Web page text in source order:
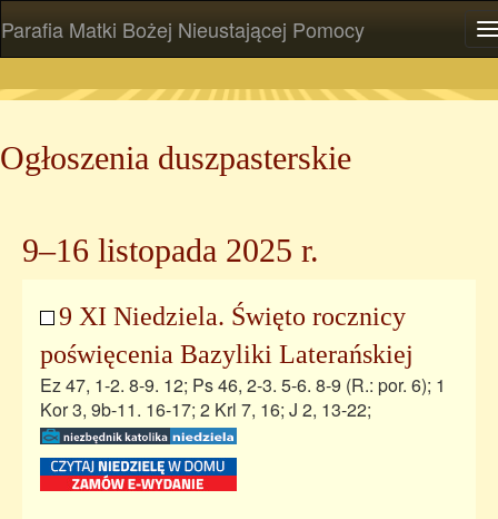
Parafia Matki Bożej Nieustającej Pomocy
Ogłoszenia duszpasterskie
9–16 listopada 2025 r.
9 XI Niedziela. Święto rocznicy
poświęcenia Bazyliki Laterańskiej
Ez 47, 1-2. 8-9. 12; Ps 46, 2-3. 5-6. 8-9 (R.: por. 6); 1
Kor 3, 9b-11. 16-17; 2 Krl 7, 16; J 2, 13-22;